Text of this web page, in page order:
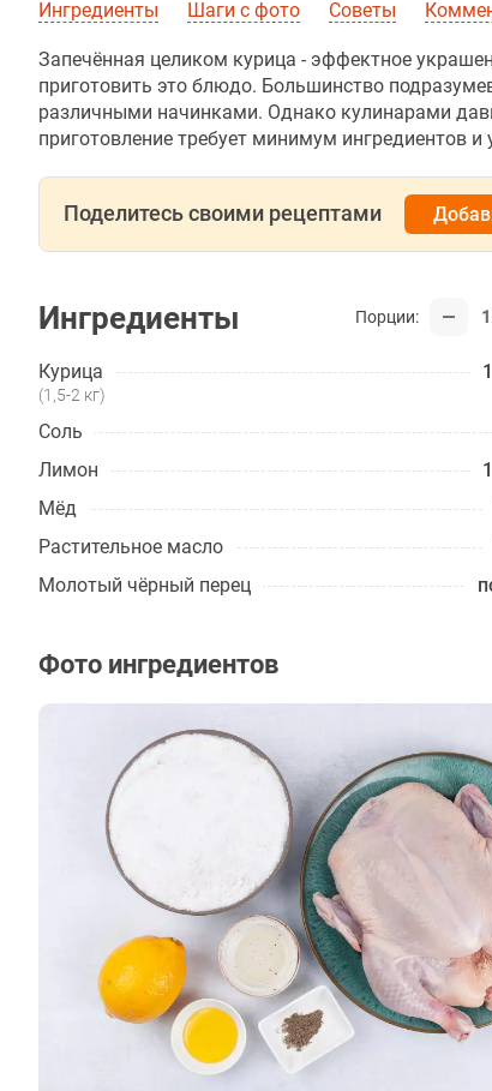
Ингредиенты Шаги с фото Советы
Запечённая целиком курица - эффектное
приготовить это блюдо. Большинство
различными начинками. Однако кулинарами
приготовление требует минимум ингредиентов
Поделитесь своими рецептами
Ингредиенты Порции:
Курица
(1,5-2 кг)
Соль
Лимон
Мёд
Растительное масло
Молотый чёрный перец
Фото ингредиентов